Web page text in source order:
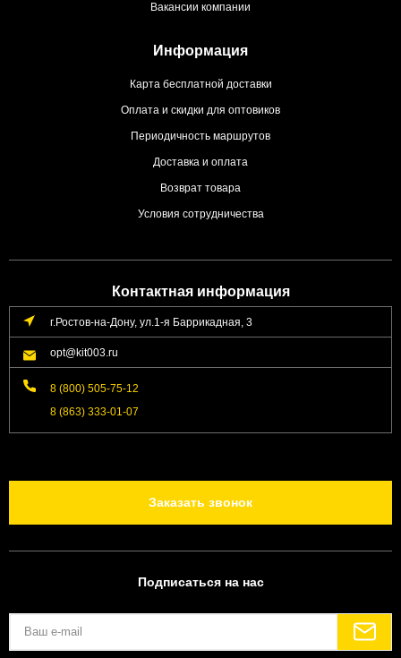
Вакансии компании
Информация
Карта бесплатной доставки
Оплата и скидки для оптовиков
Периодичность маршрутов
Доставка и оплата
Возврат товара
Условия сотрудничества
Контактная информация
г.Ростов-на-Дону, ул.1-я Баррикадная, 3
opt@kit003.ru
8 (800) 505-75-12
8 (863) 333-01-07
Заказать звонок
Подписаться на нас